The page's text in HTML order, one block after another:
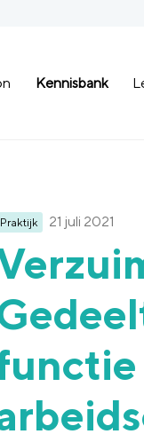
Kennisbank
Praktijk 21 juli 2021